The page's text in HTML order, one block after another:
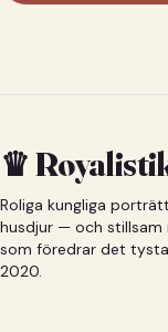
♛
Roliga kungliga
husdjur — och stillsam
som föredrar det
2020.